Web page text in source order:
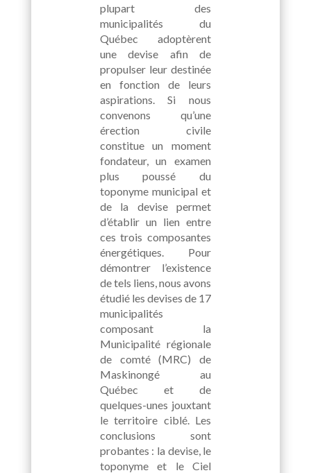
plupart des
municipalités du
Québec adoptèrent
une devise afin de
propulser leur destinée
en fonction de leurs
aspirations. Si nous
convenons qu’une
érection civile
constitue un moment
fondateur, un examen
plus poussé du
toponyme municipal et
de la devise permet
d’établir un lien entre
ces trois composantes
énergétiques. Pour
démontrer l’existence
de tels liens, nous avons
étudié les devises de 17
municipalités
composant la
Municipalité régionale
de comté (MRC) de
Maskinongé au
Québec et de
quelques-unes jouxtant
le territoire ciblé. Les
conclusions sont
probantes : la devise, le
toponyme et le Ciel